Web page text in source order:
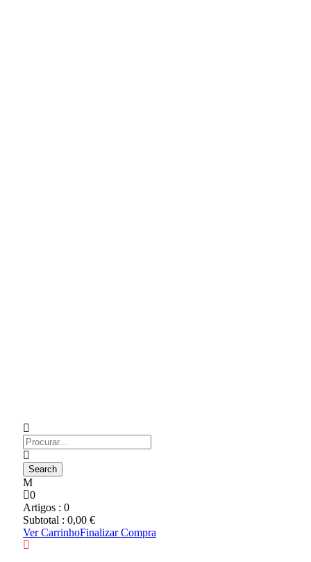
0
Artigos : 0
Subtotal : 0,00 €
Ver CarrinhoFinalizar Compra